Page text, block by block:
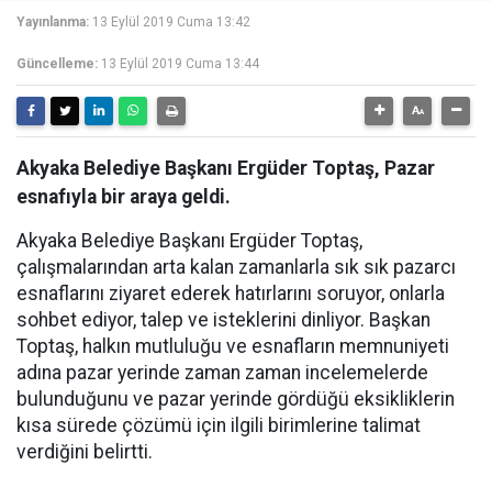
Yayınlanma: 13 Eylül 2019 Cuma 13:42
Güncelleme: 13 Eylül 2019 Cuma 13:44
Akyaka Belediye Başkanı Ergüder Toptaş, Pazar
esnafıyla bir araya geldi.
Akyaka Belediye Başkanı Ergüder Toptaş,
çalışmalarından arta kalan zamanlarla sık sık pazarcı
esnaflarını ziyaret ederek hatırlarını soruyor, onlarla
sohbet ediyor, talep ve isteklerini dinliyor. Başkan
Toptaş, halkın mutluluğu ve esnafların memnuniyeti
adına pazar yerinde zaman zaman incelemelerde
bulunduğunu ve pazar yerinde gördüğü eksikliklerin
kısa sürede çözümü için ilgili birimlerine talimat
verdiğini belirtti.